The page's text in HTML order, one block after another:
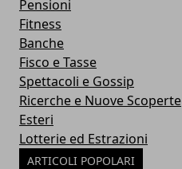
Pensioni
Fitness
Banche
Fisco e Tasse
Spettacoli e Gossip
Ricerche e Nuove Scoperte
Esteri
Lotterie ed Estrazioni
ARTICOLI POPOLARI